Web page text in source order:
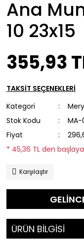
Ana
10 23x15
355,93
TAKSİT SEÇENEKLERİ
Kategori
Stok Kodu
MA-
Fiyat
* 45,36 TL den
Karşılaştır
ÜRÜN BİLGİSİ